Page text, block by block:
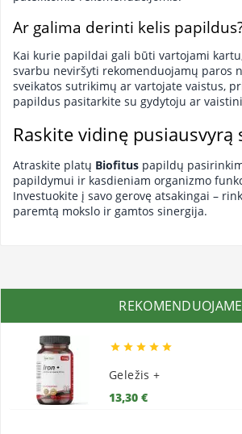
Ar galima derinti kelis
Kai kurie papildai gali būti vartojami
svarbu neviršyti rekomenduojamų paros
sveikatos sutrikimų ar vartojate vaistus,
papildus pasitarkite su gydytoju ar
Raskite vidinę pusiausvyrą
Atraskite platų Biofitus papildų
papildymui ir kasdieniam organizmo
Investuokite į savo gerovę atsakingai –
paremtą mokslo ir gamtos sinergija.
REKOMENDUOJAME
    
Geležis +
13,30 €Kaina